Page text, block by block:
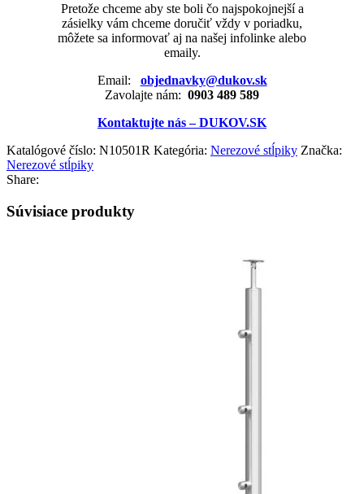
Pretože chceme aby ste boli čo najspokojnejší a
zásielky vám chceme doručiť vždy v poriadku,
môžete sa informovať aj na našej infolinke alebo
emaily.
Email: objednavky@dukov.sk
Zavolajte nám: 0903 489 589
Kontaktujte nás – DUKOV.SK
Katalógové číslo: N10501R Kategória: Nerezové stĺpiky Značka:
Nerezové stĺpiky
Share:
Súvisiace produkty